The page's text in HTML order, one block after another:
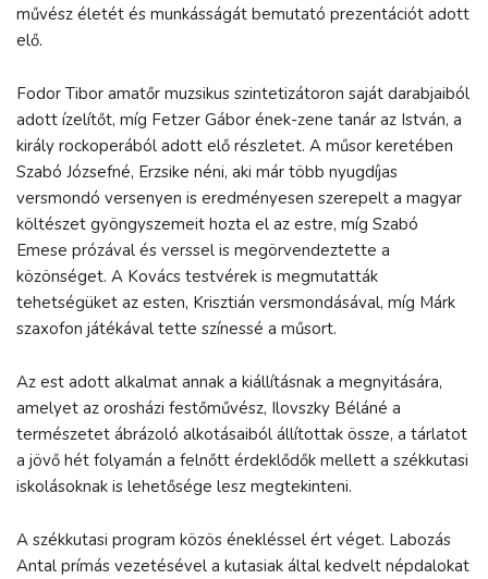
művész életét és munkásságát bemutató prezentációt adott
elő.
Fodor Tibor amatőr muzsikus szintetizátoron saját darabjaiból
adott ízelítőt, míg Fetzer Gábor ének-zene tanár az István, a
király rockoperából adott elő részletet. A műsor keretében
Szabó Józsefné, Erzsike néni, aki már több nyugdíjas
versmondó versenyen is eredményesen szerepelt a magyar
költészet gyöngyszemeit hozta el az estre, míg Szabó
Emese prózával és verssel is megörvendeztette a
közönséget. A Kovács testvérek is megmutatták
tehetségüket az esten, Krisztián versmondásával, míg Márk
szaxofon játékával tette színessé a műsort.
Az est adott alkalmat annak a kiállításnak a megnyitására,
amelyet az orosházi festőművész, Ilovszky Béláné a
természetet ábrázoló alkotásaiból állítottak össze, a tárlatot
a jövő hét folyamán a felnőtt érdeklődők mellett a székkutasi
iskolásoknak is lehetősége lesz megtekinteni.
A székkutasi program közös énekléssel ért véget. Labozás
Antal prímás vezetésével a kutasiak által kedvelt népdalokat